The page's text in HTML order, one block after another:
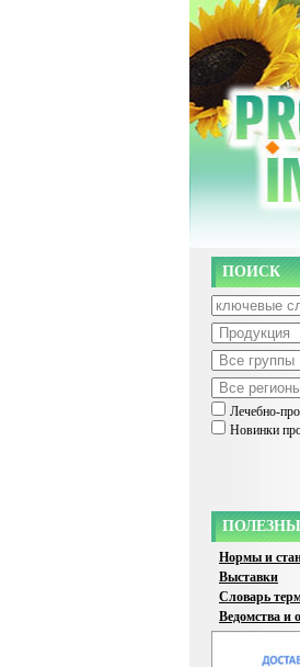
ПОИСК
Лечебно-
Новинки
Нормы и
Выставки
Словарь
Ведомства и